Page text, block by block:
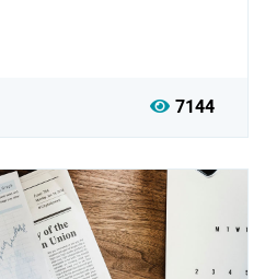
7144